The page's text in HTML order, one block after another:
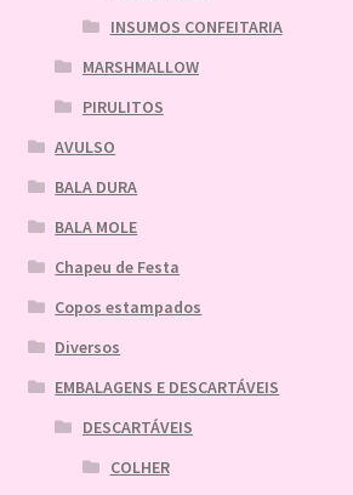
INSUMOS CONFEITARIA
MARSHMALLOW
PIRULITOS
AVULSO
BALA DURA
BALA MOLE
Chapeu de Festa
Copos estampados
Diversos
EMBALAGENS E DESCARTÁVEIS
DESCARTÁVEIS
COLHER